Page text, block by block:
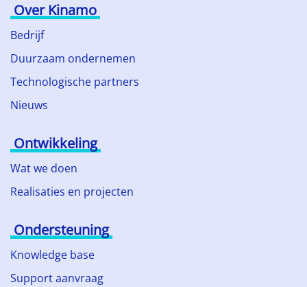
Over Kinamo
Bedrijf
Duurzaam ondernemen
Technologische partners
Nieuws
Ontwikkeling
Wat we doen
Realisaties en projecten
Ondersteuning
Knowledge base
Support aanvraag